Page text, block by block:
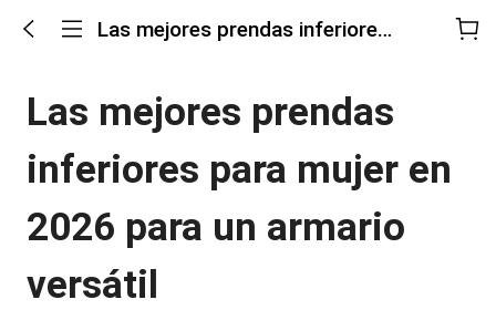
Las mejores prendas inferiores para mujer en un armario versátil
Las mejores prendas
inferiores para mujer en
2026 para un armario
versátil